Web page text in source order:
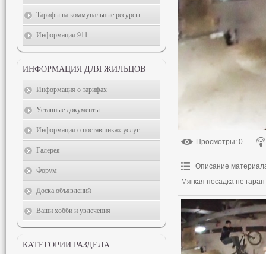
Просмотры: 0
Описание
Мягкая посадка не
Тарифы на коммунальные ресурсы
Информация 911
ИНФОРМАЦИЯ ДЛЯ ЖИЛЬЦОВ
Информация о тарифах
Уставные документы
Информация о поставщиках услуг
Галерея
Форум
Доска объявлений
Ваши хобби и увлечения
КАТЕГОРИИ РАЗДЕЛА